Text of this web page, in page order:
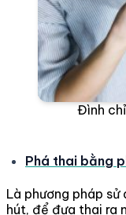
Đình
Phá thai bằng
Là phương pháp
hút, để đưa thai ra